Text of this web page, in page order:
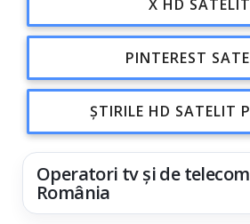
X HD SATELIT
PINTEREST
ȘTIRILE HD SATELIT
Operatori tv și de
România